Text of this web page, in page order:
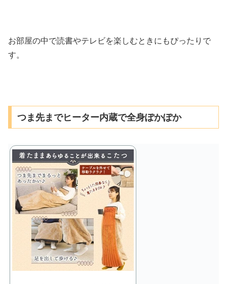
お部屋の中で読書やテレビを楽しむときにもぴったりで
す。
つま先までヒーター内蔵で全身ぽかぽか